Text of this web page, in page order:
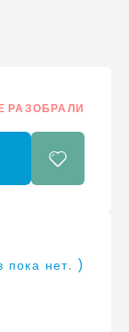
РАЗОБРАЛИ
пока нет. )